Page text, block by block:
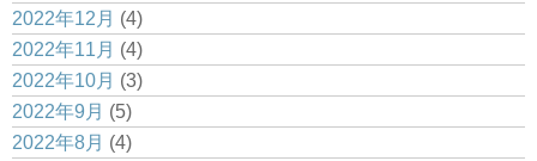
2022年12月 (4)
2022年11月 (4)
2022年10月 (3)
2022年9月 (5)
2022年8月 (4)